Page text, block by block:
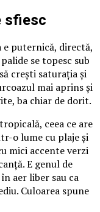
sfiesc
puternică, directă,
se topesc sub
crești saturația și
mai aprins și
ba chiar de dorit.
ceea ce are
o lume cu plaje și
mici accente verzi
E genul de
aer liber sau ca
Culoarea spune